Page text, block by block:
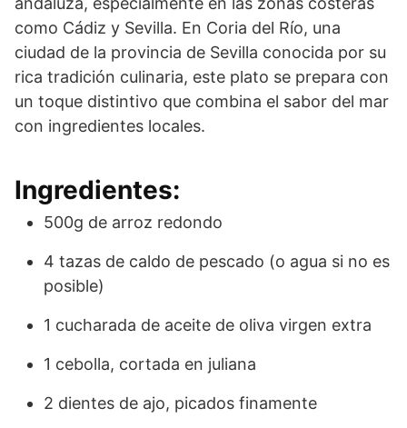
como Cádiz y Sevilla. En Coria del Río, una
ciudad de la provincia de Sevilla conocida por su
rica tradición culinaria, este plato se prepara con
un toque distintivo que combina el sabor del mar
con ingredientes locales.
Ingredientes:
500g de arroz redondo
4 tazas de caldo de pescado (o agua si no es
posible)
1 cucharada de aceite de oliva virgen extra
1 cebolla, cortada en juliana
2 dientes de ajo, picados finamente